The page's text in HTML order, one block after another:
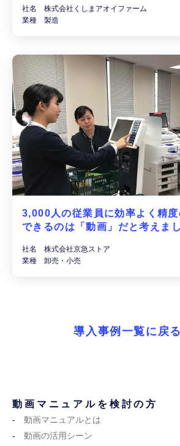
社名 株式会社くしまアオイファーム
業種 製造
3,000人の従業員に効率よく精
できるのは「動画」だと考えまし
社名 株式会社京急ストア
業種 卸売・小売
導入事例一覧に戻る
動画マニュアルを検討の方
動画マニュアルとは
動画の活用シーン